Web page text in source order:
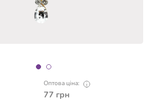
Оптова ціна:
77 грн